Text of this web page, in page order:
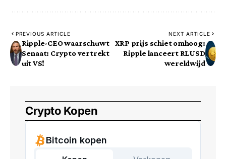
PREVIOUS ARTICLE
Ripple-CEO waarschuwt
Senaat: Crypto vertrekt
uit VS!
NEXT ARTICLE
XRP prijs schiet omhoog:
Ripple lanceert RLUSD
wereldwijd
Crypto Kopen